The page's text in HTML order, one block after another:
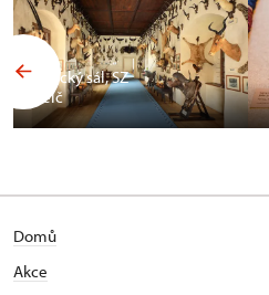
Africký sál, SZ
Telč
Domů
Akce